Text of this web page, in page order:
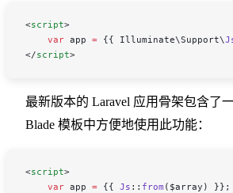
<script>
    var
app = {{ Illuminate\Support\
</script>
最新版本的 Laravel 应用骨架包含了
Blade 模板中方便地使用此功能：
<script>
    var
app = {{ Js :: from ( $array ) }};